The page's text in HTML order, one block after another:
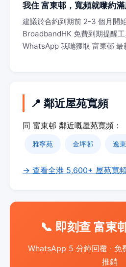
我住 富東邨，寬頻就嚟約滿
建議於合約到期前 2-3 個月開
BroadbandHK 免費到期提醒
WhatsApp 我哋獲取 富東邨 最
📍 鄰近屋苑寬頻
同 富東邨 鄰近嘅屋苑寬頻：
雅寧苑 金坪邨 逸
→ 查看全港 5,600+ 屋苑寬
📞 即刻查 富東
WhatsApp 5 分鐘回覆 · 免
推銷